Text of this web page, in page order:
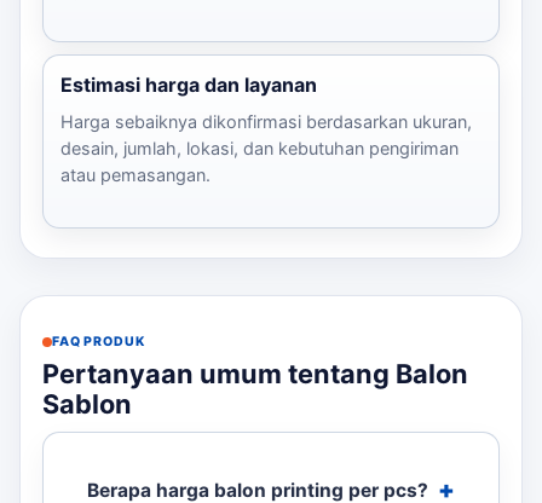
Estimasi harga dan layanan
Harga sebaiknya dikonfirmasi berdasarkan ukuran,
desain, jumlah, lokasi, dan kebutuhan pengiriman
atau pemasangan.
FAQ PRODUK
Pertanyaan umum tentang Balon
Sablon
Berapa harga balon printing per pcs?